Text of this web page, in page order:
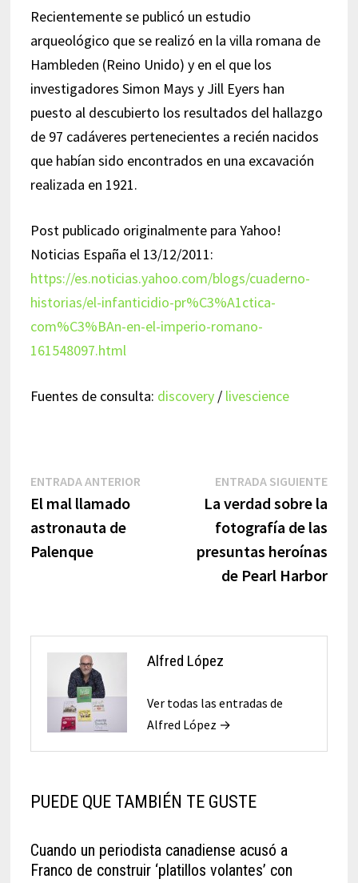
Recientemente se publicó un estudio
arqueológico que se realizó en la villa romana de
Hambleden (Reino Unido) y en el que los
investigadores Simon Mays y Jill Eyers han
puesto al descubierto los resultados del hallazgo
de 97 cadáveres pertenecientes a recién nacidos
que habían sido encontrados en una excavación
realizada en 1921.
Post publicado originalmente para Yahoo!
Noticias España el 13/12/2011:
https://es.noticias.yahoo.com/blogs/cuaderno-
historias/el-infanticidio-pr%C3%A1ctica-
com%C3%BAn-en-el-imperio-romano-
161548097.html
Fuentes de consulta: discovery/ livescience
Navegación
de
entradas
ENTRADA ANTERIOREntrada
El mal llamado
astronauta de
Palenque
ENTRADA SIGUIENTE
La verdad sobre la
fotografía de las
presuntas heroínas
de Pearl Harbor
Alfred López
Ver todas las entradas de
Alfred López →
PUEDE QUE TAMBIÉN TE GUSTE
Cuando un periodista canadiense acusó a
Franco de construir ‘platillos volantes’ con